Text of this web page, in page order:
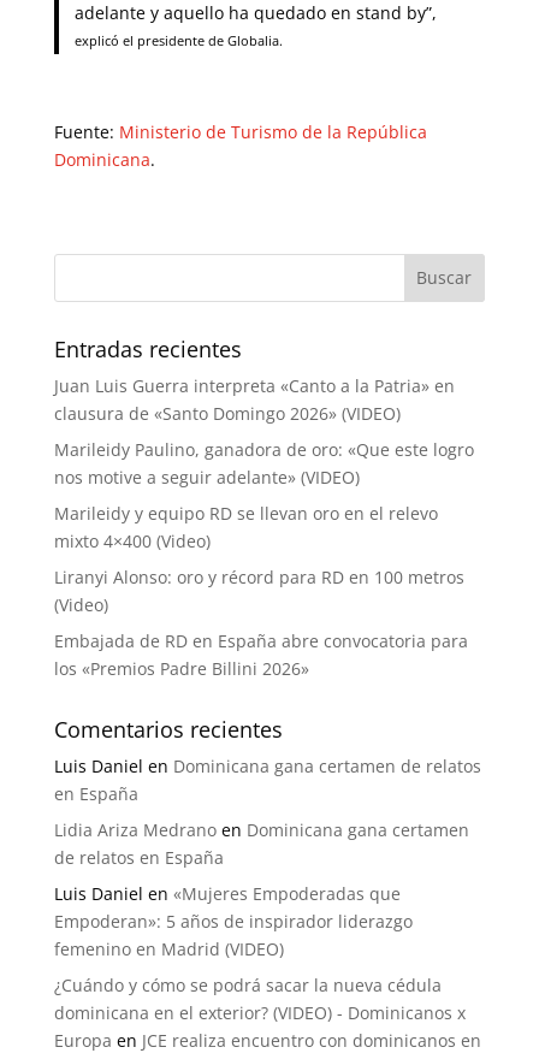
adelante y aquello ha quedado en stand by”,
explicó el presidente de Globalia.
Fuente: Ministerio de Turismo de la República
Dominicana.
Entradas recientes
Juan Luis Guerra interpreta «Canto a la Patria» en
clausura de «Santo Domingo 2026» (VIDEO)
Marileidy Paulino, ganadora de oro: «Que este logro
nos motive a seguir adelante» (VIDEO)
Marileidy y equipo RD se llevan oro en el relevo
mixto 4×400 (Video)
Liranyi Alonso: oro y récord para RD en 100 metros
(Video)
Embajada de RD en España abre convocatoria para
los «Premios Padre Billini 2026»
Comentarios recientes
Luis Daniel en Dominicana gana certamen de relatos
en España
Lidia Ariza Medranoen Dominicana gana certamen
de relatos en España
Luis Daniel en «Mujeres Empoderadas que
Empoderan»: 5 años de inspirador liderazgo
femenino en Madrid (VIDEO)
¿Cuándo y cómo se podrá sacar la nueva cédula
dominicana en el exterior? (VIDEO) - Dominicanos x
Europa en JCE realiza encuentro con dominicanos en